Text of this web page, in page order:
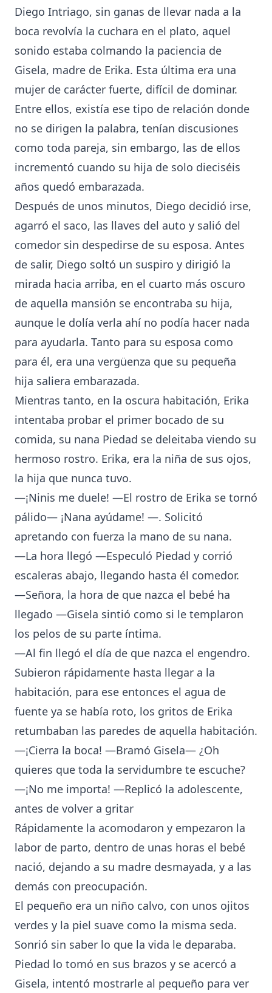
Diego Intriago, sin ganas de llevar nada a la
boca revolvía la cuchara en el plato, aquel
sonido estaba colmando la paciencia de
Gisela, madre de Erika. Esta última era una
mujer de carácter fuerte, difícil de dominar.
Entre ellos, existía ese tipo de relación donde
no se dirigen la palabra, tenían discusiones
como toda pareja, sin embargo, las de ellos
incrementó cuando su hija de solo dieciséis
años quedó embarazada.
Después de unos minutos, Diego decidió irse,
agarró el saco, las llaves del auto y salió del
comedor sin despedirse de su esposa. Antes
de salir, Diego soltó un suspiro y dirigió la
mirada hacia arriba, en el cuarto más oscuro
de aquella mansión se encontraba su hija,
aunque le dolía verla ahí no podía hacer nada
para ayudarla. Tanto para su esposa como
para él, era una vergüenza que su pequeña
hija saliera embarazada.
Mientras tanto, en la oscura habitación, Erika
intentaba probar el primer bocado de su
comida, su nana Piedad se deleitaba viendo su
hermoso rostro. Erika, era la niña de sus ojos,
la hija que nunca tuvo.
—¡Ninis me duele! —El rostro de Erika se tornó
pálido— ¡Nana ayúdame! —. Solicitó
apretando con fuerza la mano de su nana.
—La hora llegó —Especuló Piedad y corrió
escaleras abajo, llegando hasta él comedor.
—Señora, la hora de que nazca el bebé ha
llegado —Gisela sintió como si le templaron
los pelos de su parte íntima.
—Al fin llegó el día de que nazca el engendro.
Subieron rápidamente hasta llegar a la
habitación, para ese entonces el agua de
fuente ya se había roto, los gritos de Erika
retumbaban las paredes de aquella habitación.
—¡Cierra la boca! —Bramó Gisela— ¿Oh
quieres que toda la servidumbre te escuche?
—¡No me importa! —Replicó la adolescente,
antes de volver a gritar
Rápidamente la acomodaron y empezaron la
labor de parto, dentro de unas horas el bebé
nació, dejando a su madre desmayada, y a las
demás con preocupación.
El pequeño era un niño calvo, con unos ojitos
verdes y la piel suave como la misma seda.
Sonrió sin saber lo que la vida le deparaba.
Piedad lo tomó en sus brazos y se acercó a
Gisela, intentó mostrarle al pequeño para ver